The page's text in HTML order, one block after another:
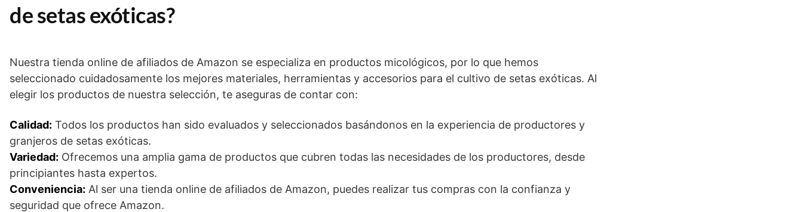
de setas exóticas?
Nuestra tienda online de afiliados de Amazon se especializa en productos micológicos, por lo que hemos
seleccionado cuidadosamente los mejores materiales, herramientas y accesorios para el cultivo de setas exóticas. Al
elegir los productos de nuestra selección, te aseguras de contar con:
Calidad: Todos los productos han sido evaluados y seleccionados basándonos en la experiencia de productores y
granjeros de setas exóticas.
Variedad: Ofrecemos una amplia gama de productos que cubren todas las necesidades de los productores, desde
principiantes hasta expertos.
Conveniencia: Al ser una tienda online de afiliados de Amazon, puedes realizar tus compras con la confianza y
seguridad que ofrece Amazon.